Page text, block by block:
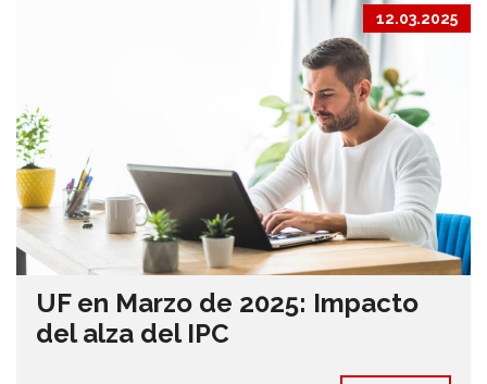
12.03.2025
UF en Marzo de 2025: Impacto
del alza del IPC